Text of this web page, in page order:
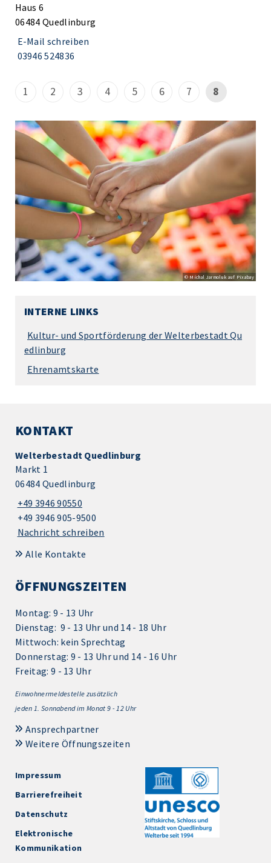
Haus 6
06484 Quedlinburg
E-Mail schreiben
03946 524836
1 2 3 4 5 6 7 8
© Michal Jarmoluk auf Pixabay
INTERNE LINKS
Kultur- und Sportförderung der Welterbestadt Qu
edlinburg
Ehrenamtskarte
KONTAKT
Welterbestadt Quedlinburg
Markt 1
06484 Quedlinburg
+49 3946 90550
+49 3946 905-9500
Nachricht schreiben
Alle Kontakte
ÖFFNUNGSZEITEN
Montag: 9 - 13 Uhr
Dienstag: 9 - 13 Uhr und 14 - 18 Uhr
Mittwoch: kein Sprechtag
Donnerstag: 9 - 13 Uhr und 14 - 16 Uhr
Freitag: 9 - 13 Uhr
Einwohnermeldestelle zusätzlich
jeden 1. Sonnabend im Monat 9 - 12 Uhr
Ansprechpartner
Weitere Öffnungszeiten
Impressum
Barrierefreiheit
Datenschutz
Elektronische
Kommunikation